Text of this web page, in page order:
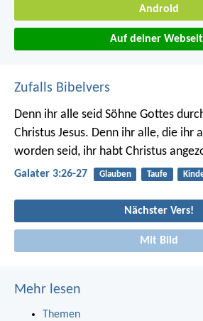
Android
Auf deiner
Zufalls Bibelvers
Denn ihr alle seid Söhne Gottes
Christus Jesus. Denn ihr alle, die ihr
worden seid, ihr habt Christus
Galater 3:26-27 Glauben Taufe
Nächster Vers!
Mit Bild
Mehr lesen
Themen